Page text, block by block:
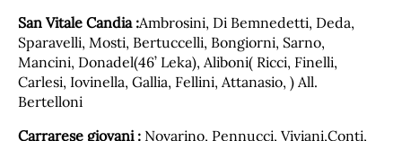
San Vitale Candia :Ambrosini, Di Bemnedetti, Deda,
Sparavelli, Mosti, Bertuccelli, Bongiorni, Sarno,
Mancini, Donadel(46’ Leka), Aliboni( Ricci, Finelli,
Carlesi, Iovinella, Gallia, Fellini, Attanasio, ) All.
Bertelloni
Carrarese giovani : Novarino, Pennucci, Viviani,Conti,